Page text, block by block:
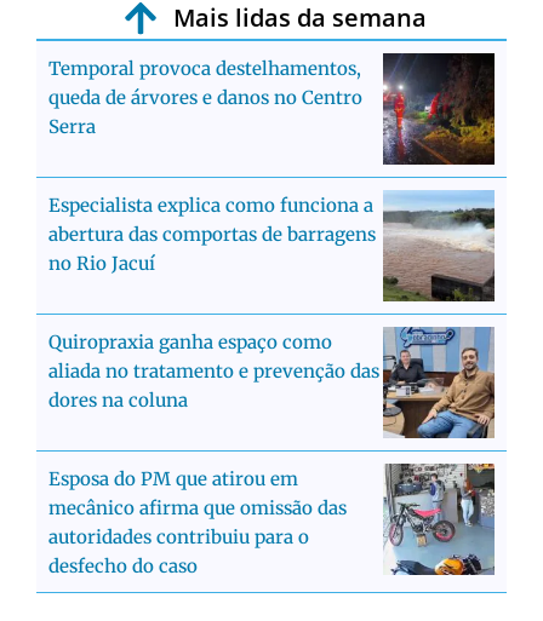
Mais lidas da semana
Temporal provoca destelhamentos,
queda de árvores e danos no Centro
Serra
Especialista explica como funciona a
abertura das comportas de barragens
no Rio Jacuí
Quiropraxia ganha espaço como
aliada no tratamento e prevenção das
dores na coluna
Esposa do PM que atirou em
mecânico afirma que omissão das
autoridades contribuiu para o
desfecho do caso